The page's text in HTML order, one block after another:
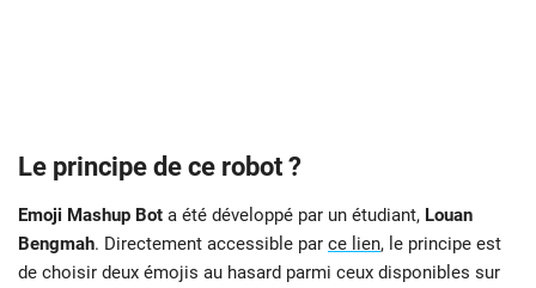
Le principe de ce robot ?
Emoji Mashup Bot a été développé par un étudiant, Louan
Bengmah. Directement accessible par ce lien, le principe est
de choisir deux émojis au hasard parmi ceux disponibles sur